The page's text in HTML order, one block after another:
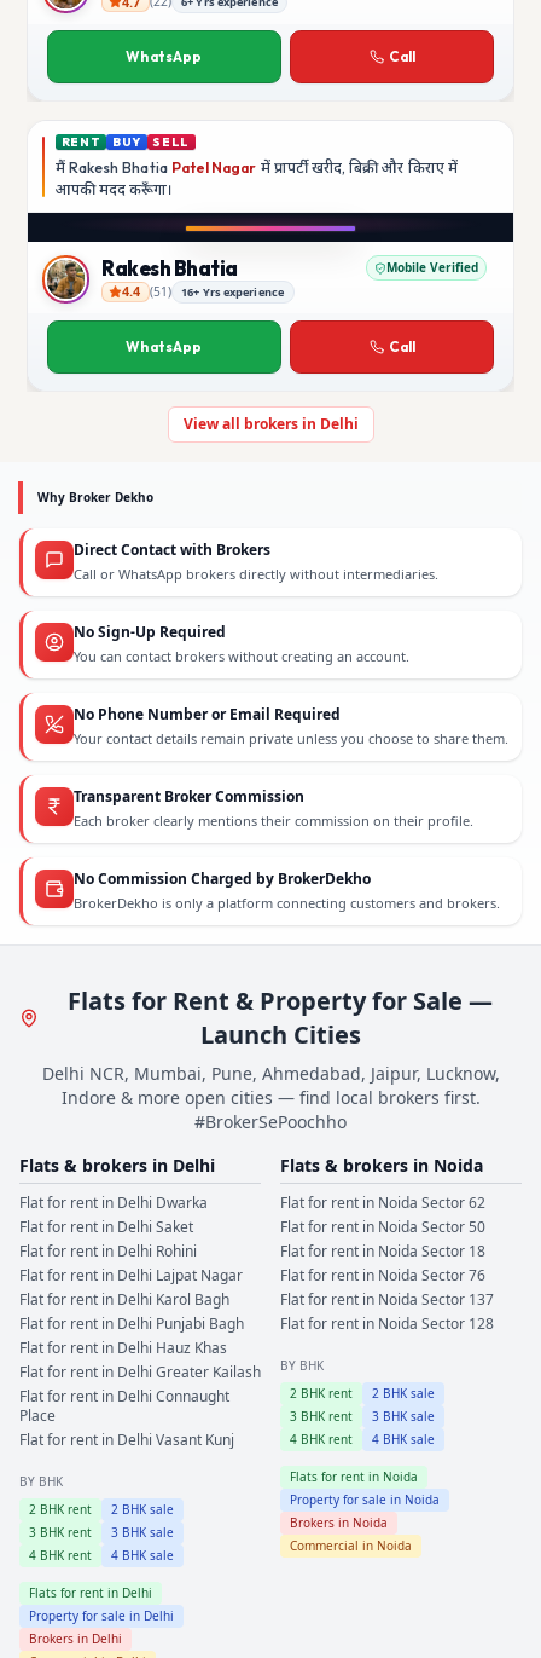
Anjali Saxena
WhatsApp Call
RENT BUY SELL
मैं Rakesh Bhatia Patel Nagar में प्रापर्टी खरीद, बिक्री और किराए में
आपकी मददकरूँगा।
Rakesh Bhatia
Rakesh Bhatia Mobile Verified
4.4 (51) 16+ Yrs experience
WhatsApp Call
View all brokers in Delhi
Why Broker Dekho
Direct Contact with Brokers
Call or WhatsApp brokers directly without intermediaries.
No Sign-Up Required
You can contact brokers without creating an account.
No Phone Number or Email Required
Your contact details remain private unless you choose to share them.
Transparent Broker Commission
Each broker clearly mentions their commission on their profile.
No Commission Charged by BrokerDekho
BrokerDekho is only a platform connecting customers and brokers.
Flats for Rent & Property for Sale —
Launch Cities
Delhi NCR, Mumbai, Pune, Ahmedabad, Jaipur, Lucknow,
Indore & more open cities — find local brokers first.
#BrokerSePoochho
Flats & brokers in Delhi
Flat for rent in Delhi Dwarka
Flat for rent in Delhi Saket
Flat for rent in Delhi Rohini
Flat for rent in Delhi Lajpat Nagar
Flat for rent in Delhi Karol Bagh
Flat for rent in Delhi Punjabi Bagh
Flat for rent in Delhi Hauz Khas
Flat for rent in Delhi Greater Kailash
Flat for rent in Delhi Connaught
Place
Flat for rent in Delhi Vasant Kunj
BY BHK
2 BHK rent 2 BHK sale
3 BHK rent 3 BHK sale
4 BHK rent 4 BHK sale
Flats for rent in Delhi
Property for sale in Delhi
Brokers in Delhi
Flats & brokers in Noida
Flat for rent in Noida Sector 62
Flat for rent in Noida Sector 50
Flat for rent in Noida Sector 18
Flat for rent in Noida Sector 76
Flat for rent in Noida Sector 137
Flat for rent in Noida Sector 128
BY BHK
2 BHK rent 2 BHK sale
3 BHK rent 3 BHK sale
4 BHK rent 4 BHK sale
Flats for rent in Noida
Property for sale in Noida
Brokers in Noida
Commercial in Noida